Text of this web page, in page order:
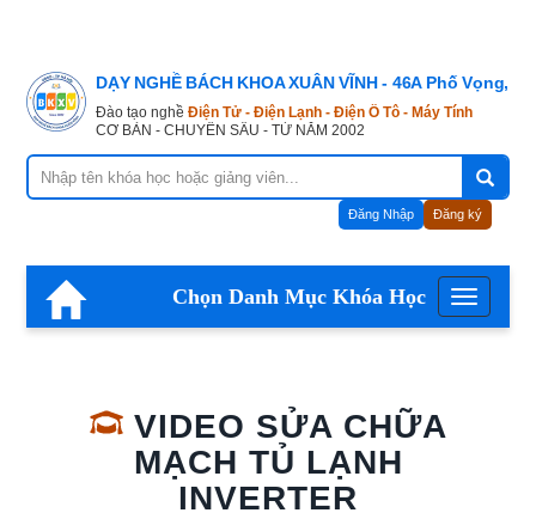
DẠY NGHỀ BÁCH KHOA XUÂN VĨNH - 46A Phố Vọng,
Đào tạo nghề Điện Tử - Điện Lạnh - Điện Ô Tô - Máy Tính
CƠ BẢN - CHUYÊN SÂU - TỪ NĂM 2002
Đăng Nhập Đăng ký
Menu
Chọn Danh Mục Khóa Học
VIDEO SỬA CHỮA
MẠCH TỦ LẠNH
INVERTER